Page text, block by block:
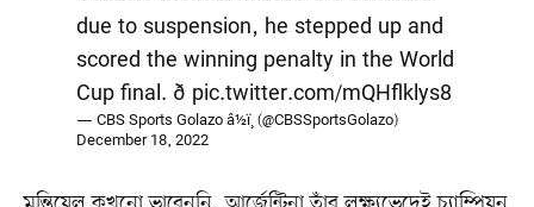
due to suspension, he stepped up and
scored the winning penalty in the World
Cup final. ð pic.twitter.com/mQHflklys8
— CBS Sports Golazo â½ï¸ (@CBSSportsGolazo)
December 18, 2022